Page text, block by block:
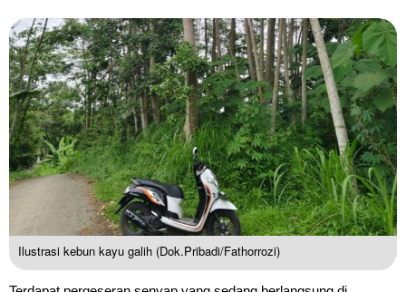
Ilustrasi kebun kayu galih (Dok.Pribadi/Fathorrozi)